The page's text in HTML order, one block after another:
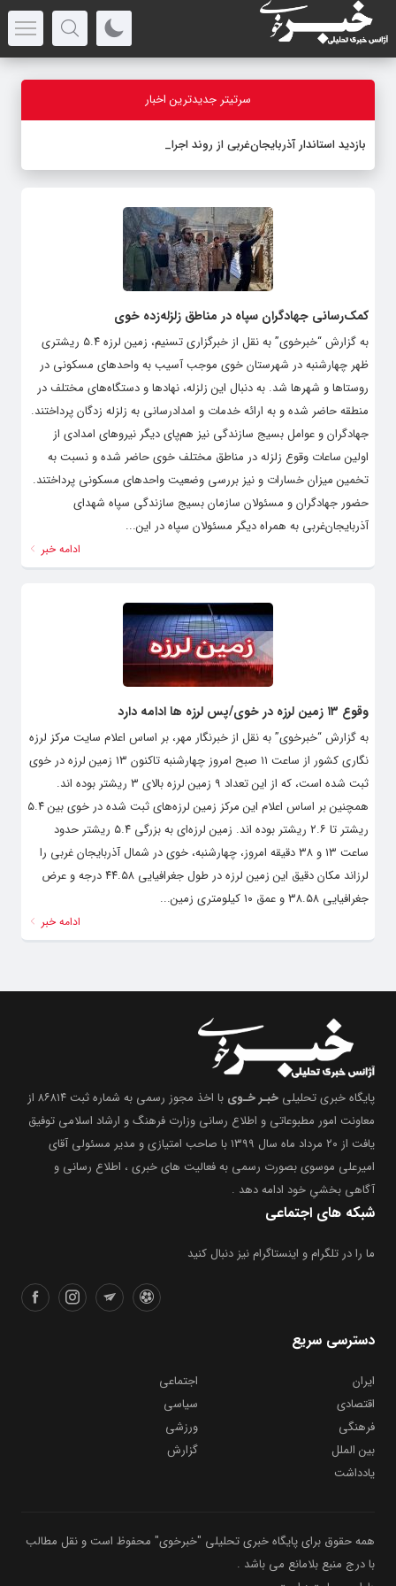
سرتیتر جدیدترین اخبار
بازدید استاندار آذربایجان‌غربی از روند اجرای
کمک‌رسانی جهادگران سپاه در مناطق زلزله‌زده خوی
به گزارش “خبرخوی” به نقل از خبرگزاری تسنیم، زمین لرزه ۵.۴ ریشتری
ظهر چهارشنبه در شهرستان خوی موجب آسیب به واحدهای مسکونی در
روستاها و شهرها شد. به دنبال این زلزله، نهادها و دستگاه‌های مختلف در
منطقه حاضر شده و به ارائه خدمات و امدادرسانی به زلزله زدگان پرداختند.
جهادگران و عوامل بسیج سازندگی نیز هم‌پای دیگر نیروهای امدادی از
اولین ساعات وقوع زلزله در مناطق مختلف خوی حاضر شده و نسبت به
تخمین میزان خسارات و نیز بررسی وضعیت واحدهای مسکونی پرداختند.
حضور جهادگران و مسئولان سازمان بسیج سازندگی سپاه شهدای
آذربایجان‌غربی به همراه دیگر مسئولان سپاه در این...
ادامه خبر
وقوع ۱۳ زمین لرزه در خوی/پس لرزه ها ادامه دارد
به گزارش “خبرخوی” به نقل از خبرنگار مهر، بر اساس اعلام سایت مرکز لرزه
نگاری کشور از ساعت ۱۱ صبح امروز چهارشنبه تاکنون ۱۳ زمین لرزه در خوی
ثبت شده است، که از این تعداد ۹ زمین لرزه بالای ۳ ریشتر بوده اند.
همچنین بر اساس اعلام این مرکز زمین لرزه‌های ثبت شده در خوی بین ۵.۴
ریشتر تا ۲.۶ ریشتر بوده اند. زمین لرزه‌ای به بزرگی ۵.۴ ریشتر حدود
ساعت ۱۳ و ۳۸ دقیقه امروز، چهارشنبه، خوی در شمال آذربایجان غربی را
لرزاند مکان دقیق این زمین لرزه در طول جغرافیایی ۴۴.۵۸ درجه و عرض
جغرافیایی ۳۸.۵۸ و عمق ۱۰ کیلومتری زمین...
ادامه خبر
پایگاه خبری تحلیلی خبـر خـوی
با اخذ مجوز رسمی به شماره ثبت ۸۶۸۱۴ از
معاونت امور مطبوعاتی و اطلاع رسانی وزارت فرهنگ و ارشاد اسلامی توفیق
یافت از ۲۰ مرداد ماه سال ۱۳۹۹ با صاحب امتیازی و مدیر مسئولی آقای
امیرعلی موسوی بصورت رسمی به فعالیت های خبری ، اطلاع رسانی و
آگاهی بخشیِ خود ادامه دهد .
شبکه های اجتماعی
ما را در تلگرام و اینستاگرام نیز دنبال کنید
دسترسی سریع
ایران
اجتماعی
اقتصادی
سیاسی
فرهنگی
ورزشی
بین الملل
گزارش
یادداشت
همه حقوق برای پایگاه خبری تحلیلی "خبرخوی" محفوظ است و نقل مطالب
با درج منبع بلامانع می باشد .